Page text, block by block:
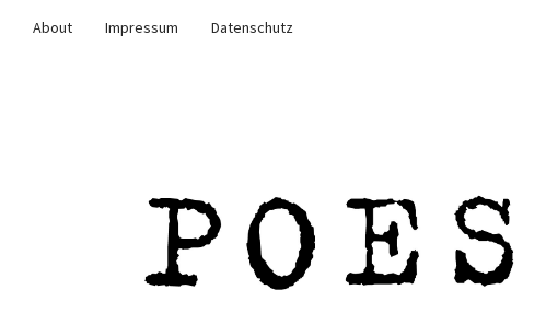
About Impressum Datenschutz